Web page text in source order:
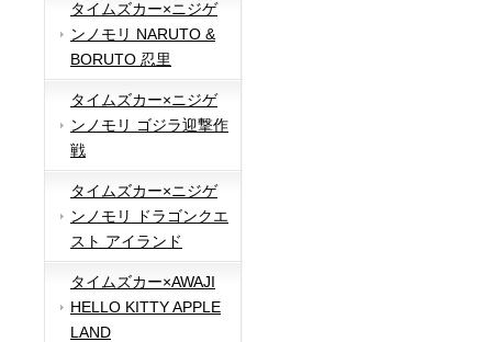
タイムズカー×ニジゲ
ンノモリ NARUTO &
BORUTO 忍里
タイムズカー×ニジゲ
ンノモリ ゴジラ迎撃作
戦
タイムズカー×ニジゲ
ンノモリ ドラゴンクエ
スト アイランド
タイムズカー×AWAJI
HELLO KITTY APPLE
LAND